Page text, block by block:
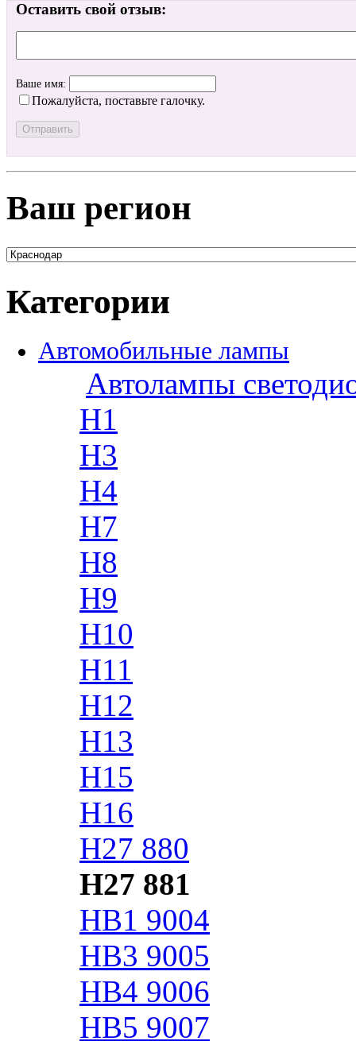
Оставить свой отзыв:
Ваше имя:
Пожалуйста, поставьте галочку.
Ваш регион
Категории
Автомобильные лампы
Автолампы
H1
H3
H4
H7
H8
H9
H10
H11
H12
H13
H15
H16
H27 880
H27 881
HB1 9004
HB3 9005
HB4 9006
HB5 9007